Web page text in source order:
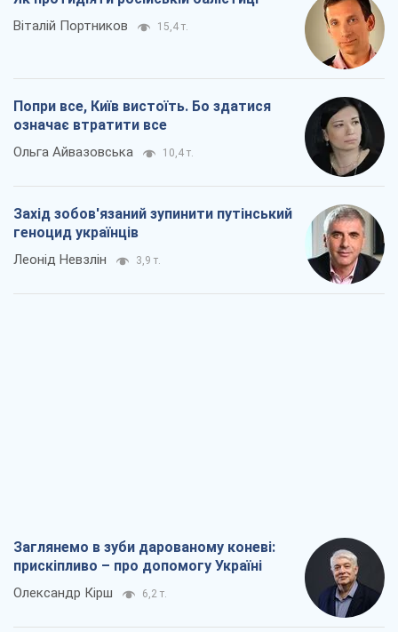
Віталій Портников 15,4 т.
Попри все, Київ вистоїть. Бо здатися
означає втратити все
Ольга Айвазовська 10,4 т.
Захід зобов'язаний зупинити путінський
геноцид українців
Леонід Невзлін 3,9 т.
Заглянемо в зуби дарованому коневі:
прискіпливо – про допомогу Україні
Олександр Кірш 6,2 т.